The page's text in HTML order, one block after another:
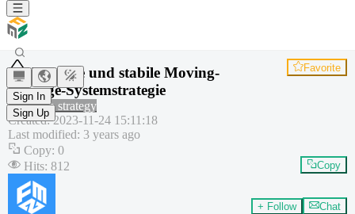
Sign In
Sign Up
Robuste und stabile Moving-
Average-Systemstrategie
Favorite
Common strategy
Created:2023-11-24 15:11:18
Last modified: 3 years ago
Copy: 0
Hits: 812 Copy
+ Follow Chat